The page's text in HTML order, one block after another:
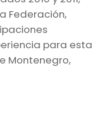
Federación,
para esta
Montenegro,